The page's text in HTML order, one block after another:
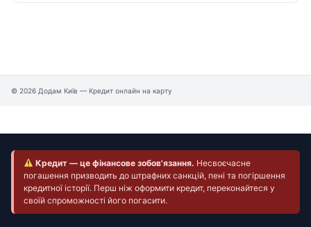
© 2026 Додам Київ — Кредит онлайн на карту
Кредит — це фінансове зобов'язання. Несвоєчасне
погашення призводить до штрафних санкцій, пені та погіршення
кредитної історії. Перш ніж оформити кредит, переконайтеся у
своїй спроможності його погасити.